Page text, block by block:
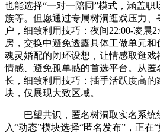
也能选择“一对一陪同”模式，涵盖职
族等。但愿通过专属树洞逛戏压力、
户，细致利用技巧：夜间22:00-凌晨
房，交换中避免透露具体工做单元和
魂灵婚配的闭环设想，让情感取逛
情感、避免孤单感的首选平台。从匿
长，细致利用技巧：插手活跃度高的
块，仅展现大致区域。
巴望共识，匿名树洞取实名系统
入“动态”模块选择“匿名发布”，正在